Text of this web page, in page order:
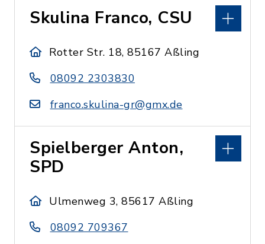
Skulina Franco, CSU
Rotter Str. 18, 85167 Aßling
08092 2303830
franco.skulina-gr@gmx.de
Spielberger Anton,
SPD
Ulmenweg 3, 85617 Aßling
08092 709367